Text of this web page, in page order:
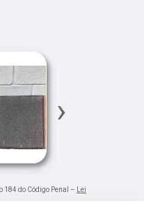
›
184 do Código Penal –
Lei